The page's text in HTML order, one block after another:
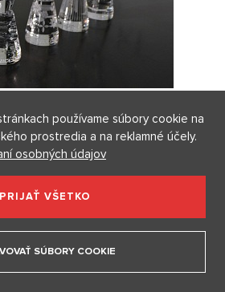
rok
na TOP momenty. Slávnostné
Renata Petříčková
Diskusie0
používame súbory cookie na
prostredia a na reklamné účely.
osobných údajov
PRIJAŤ VŠETKO
SÚBORY COOKIE